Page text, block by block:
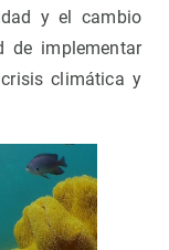
y el cambio
de implementar
climática y